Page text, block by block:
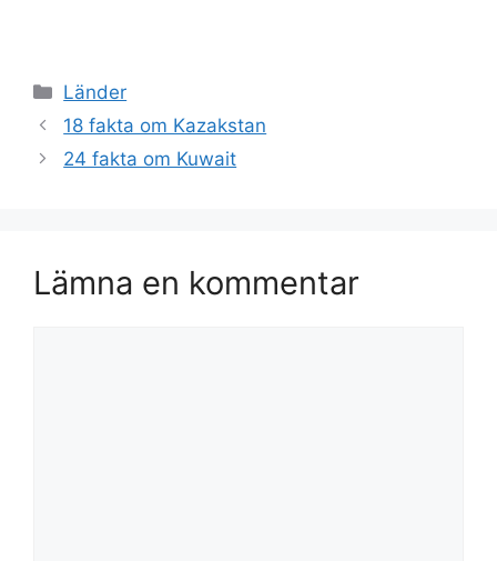
Kategorier
Länder
18 fakta om Kazakstan
24 fakta om Kuwait
Lämna en kommentar